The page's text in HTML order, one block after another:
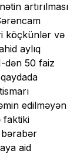
artırılması
köçkünlər və
aylıq
dən 50 faiz
edilməyən
faktiki
aid